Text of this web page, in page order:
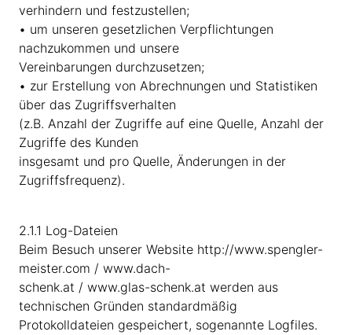
verhindern und festzustellen;
• um unseren gesetzlichen Verpflichtungen
nachzukommen und unsere
Vereinbarungen durchzusetzen;
• zur Erstellung von Abrechnungen und Statistiken
über das Zugriffsverhalten
(z.B. Anzahl der Zugriffe auf eine Quelle, Anzahl der
Zugriffe des Kunden
insgesamt und pro Quelle, Änderungen in der
Zugriffsfrequenz).
2.1.1 Log-Dateien
Beim Besuch unserer Website http://www.spengler-
meister.com / www.dach-
schenk.at / www.glas-schenk.at werden aus
technischen Gründen standardmäßig
Protokolldateien gespeichert, sogenannte Logfiles.